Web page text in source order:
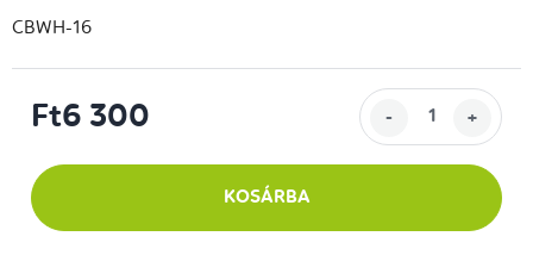
CBWH-16
Ft6 300
KOSÁRBA